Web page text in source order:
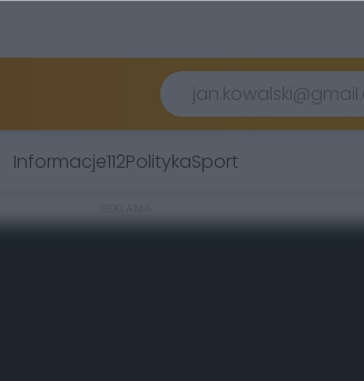
Informacje112PolitykaSport